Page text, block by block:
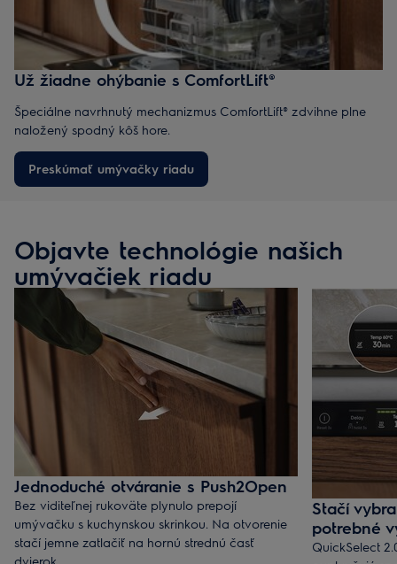
Už žiadne ohýbanie s ComfortLift®
Špeciálne navrhnutý mechanizmus ComfortLift® zdvihne plne
naložený spodný kôš hore.
Preskúmať umývačky riadu
Objavte technológie našich
umývačiek riadu
Jednoduché otváranie s Push2Open
Bez viditeľnej rukoväte plynulo prepojí
umývačku s kuchynskou skrinkou. Na otvorenie
stačí jemne zatlačiť na hornú strednú časť
dvierok.
Stačí
potrebné
QuickSelect